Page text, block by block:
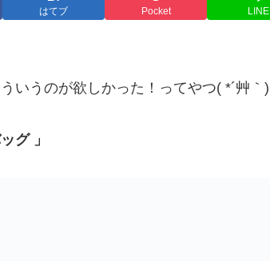
はてブ Pocket LINE
いうのが欲しかった！ってやつ( *´艸｀)
グ 」